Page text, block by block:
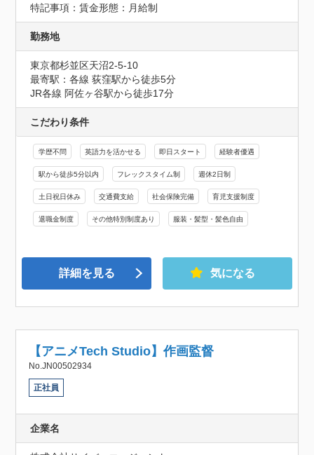
特記事項：賃金形態：月給制
勤務地
東京都杉並区天沼2-5-10
最寄駅：各線 荻窪駅から徒歩5分
JR各線 阿佐ヶ谷駅から徒歩17分
こだわり条件
学歴不問 英語力を活かせる 即日スタート 経験者優遇
駅から徒歩5分以内 フレックスタイム制 週休2日制
土日祝日休み 交通費支給 社会保険完備 育児支援制度
退職金制度 その他特別制度あり 服装・髪型・髪色自由
詳細を見る 気になる
【アニメTech Studio】作画監督
No.JN00502934
正社員
企業名